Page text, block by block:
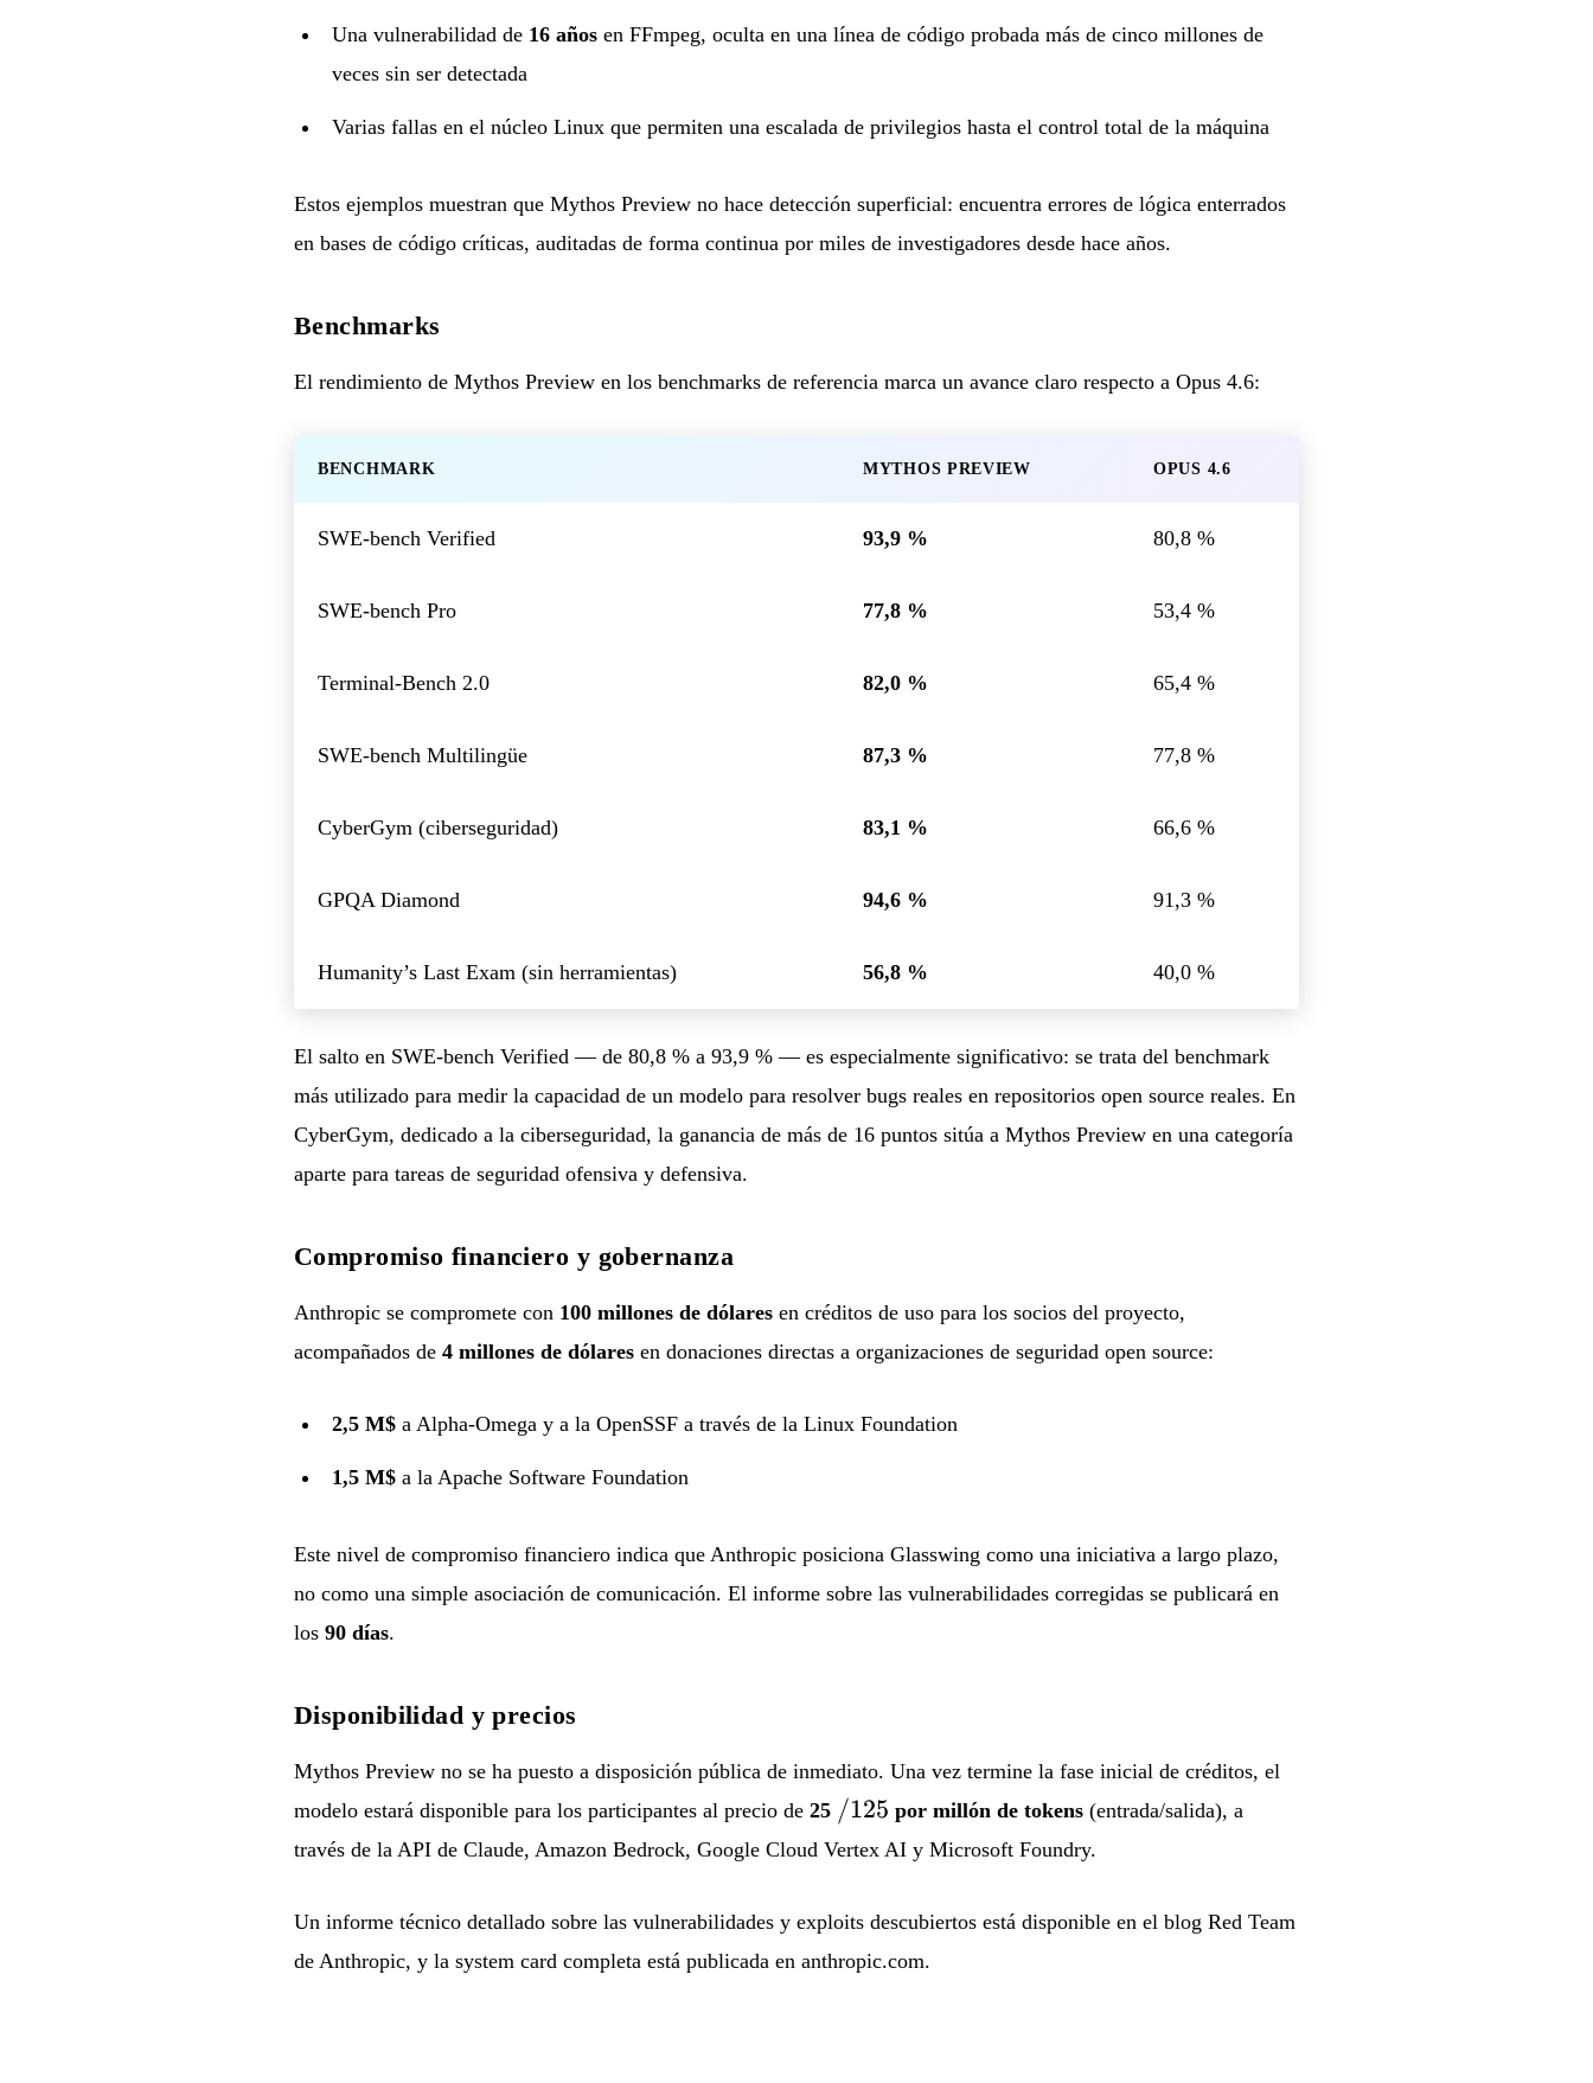
Una vulnerabilidad de 16 años en FFmpeg, oculta en una línea de código probada más de cinco millones de
veces sin ser detectada
Varias fallas en el núcleo Linux que permiten una escalada de privilegios hasta el control total de la máquina
Estos ejemplos muestran que Mythos Preview no hace detección superficial: encuentra errores de lógica enterrados
en bases de código críticas, auditadas de forma continua por miles de investigadores desde hace años.
Benchmarks
El rendimiento de Mythos Preview en los benchmarks de referencia marca un avance claro respecto a Opus 4.6:
BENCHMARK MYTHOS PREVIEW OPUS 4.6
SWE-bench Verified 93,9 % 80,8 %
SWE-bench Pro 77,8 % 53,4 %
Terminal-Bench 2.0 82,0 % 65,4 %
SWE-bench Multilingüe 87,3 % 77,8 %
CyberGym (ciberseguridad) 83,1 % 66,6 %
GPQA Diamond 94,6 % 91,3 %
Humanity’s Last Exam (sin herramientas) 56,8 % 40,0 %
El salto en SWE-bench Verified — de 80,8 % a 93,9 % — es especialmente significativo: se trata del benchmark
más utilizado para medir la capacidad de un modelo para resolver bugs reales en repositorios open source reales. En
CyberGym, dedicado a la ciberseguridad, la ganancia de más de 16 puntos sitúa a Mythos Preview en una categoría
aparte para tareas de seguridad ofensiva y defensiva.
Compromiso financiero y gobernanza
Anthropic se compromete con 100 millones de dólares en créditos de uso para los socios del proyecto,
acompañados de 4 millones de dólares en donaciones directas a organizaciones de seguridad open source:
2,5 M$ a Alpha-Omega y a la OpenSSF a través de la Linux Foundation
1,5 M$ a la Apache Software Foundation
Este nivel de compromiso financiero indica que Anthropic posiciona Glasswing como una iniciativa a largo plazo,
no como una simple asociación de comunicación. El informe sobre las vulnerabilidades corregidas se publicará en
los 90 días.
Disponibilidad y precios
Mythos Preview no se ha puesto a disposición pública de inmediato. Una vez termine la fase inicial de créditos, el
modelo estará disponible para los participantes al precio de 25 /125
/125 por millón de tokens (entrada/salida), a
través de la API de Claude, Amazon Bedrock, Google Cloud Vertex AI y Microsoft Foundry.
Un informe técnico detallado sobre las vulnerabilidades y exploits descubiertos está disponible en el blog Red Team
de Anthropic, y la system card completa está publicada en anthropic.com.